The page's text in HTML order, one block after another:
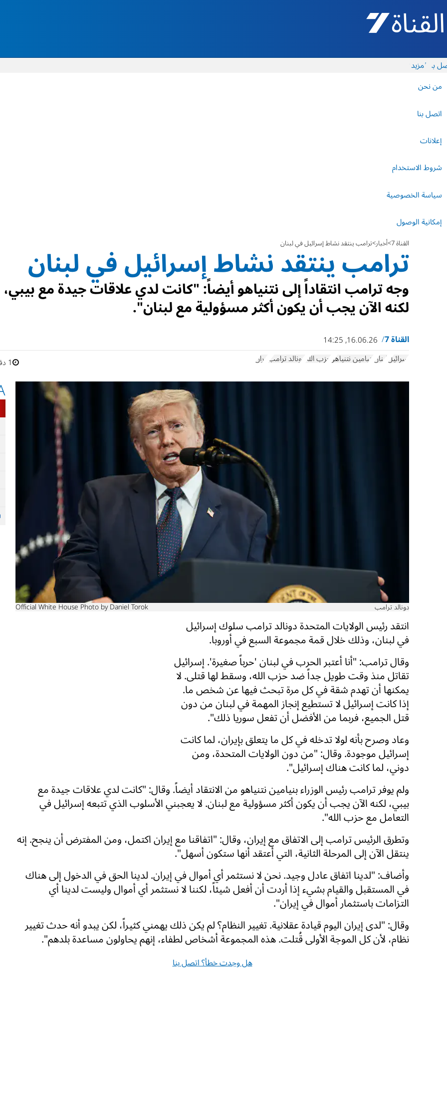
القناة 7 - أروتس شيفع
بنا
من نحن
اتصل بنا
إعلانات
شروط الاستخدام
سياسة الخصوصية
إمكانية الوصول
المزيد
القناة 7 أخبار ترامب ينتقد نشاط إسرائيل في لبنان
ترامب ينتقد نشاط إسرائيل في لبنان
وجه ترامب انتقاداً إلى نتنياهو أيضاً: "كانت لدي علاقات جيدة مع بيبي،
لكنه الآن يجب أن يكون أكثر مسؤولية مع لبنان".
القناة 7
16.06.26, 14:25
إسرائيللبنانبنيامين نتنياهو حزب الله دونالد ترامب إيران 1 دقائق
دونالد ترامب Official White House Photo by Daniel Torok
انتقد رئيس الولايات المتحدة دونالد ترامب سلوك إسرائيل
في لبنان، وذلك خلال قمة مجموعة السبع في أوروبا.
وقال ترامب: "أنا أعتبر الحرب في لبنان 'حرباً صغيرة'. إسرائيل
تقاتل منذ وقت طويل جداً ضد حزب الله، وسقط لها قتلى. لا
يمكنها أن تهدم شقة في كل مرة تبحث فيها عن شخص ما.
إذا كانت إسرائيل لا تستطيع إنجاز المهمة في لبنان من دون
قتل الجميع، فربما من الأفضل أن تفعل سوريا ذلك".
وعاد وصرح بأنه لولا تدخله في كل ما يتعلق بإيران، لما كانت
إسرائيل موجودة. وقال: "من دون الولايات المتحدة، ومن
دوني، لما كانت هناك إسرائيل".
ولم يوفر ترامب رئيس الوزراء بنيامين نتنياهو من الانتقاد أيضاً. وقال: "كانت لدي علاقات جيدة مع
بيبي، لكنه الآن يجب أن يكون أكثر مسؤولية مع لبنان. لا يعجبني الأسلوب الذي تتبعه إسرائيل في
التعامل مع حزب الله".
وتطرق الرئيس ترامب إلى الاتفاق مع إيران، وقال: "اتفاقنا مع إيران اكتمل، ومن المفترض أن ينجح. إنه
ينتقل الآن إلى المرحلة الثانية، التي أعتقد أنها ستكون أسهل".
وأضاف: "لدينا اتفاق عادل وجيد. نحن لا نستثمر أي أموال في إيران. لدينا الحق في الدخول إلى هناك
في المستقبل والقيام بشيء إذا أردت أن أفعل شيئاً، لكننا لا نستثمر أي أموال وليست لدينا أي
التزامات باستثمار أموال في إيران".
وقال: "لدى إيران اليوم قيادة عقلانية. تغيير النظام؟ لم يكن ذلك يهمني كثيراً، لكن يبدو أنه حدث تغيير
نظام، لأن كل الموجة الأولى قُتلت. هذه المجموعة أشخاص لطفاء، إنهم يحاولون مساعدة بلدهم".
هل وجدت خطأ؟ اتصل بنا